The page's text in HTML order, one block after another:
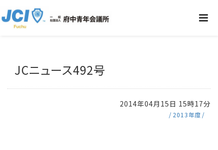
JCニュース492号
2014年04月15日 15時17分
2013年度